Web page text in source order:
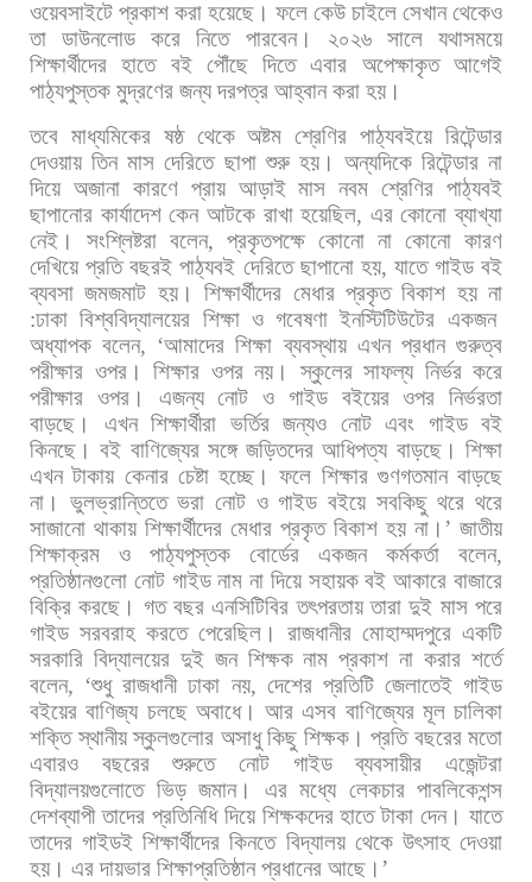
ওয়েবসাইটে প্রকাশ করা হয়েছে। ফলে কেউ চাইলে সেখান থেকেও
তা
ডাউনলোড করে নিতে পারবেন। ২০২৬ সালে
যথাসময়ে
শিক্ষার্থীদের হাতে বই পৌঁছে দিতে এবার অপেক্ষাকৃত আগেই
পাঠ্যপুস্তক মুদ্রণের জন্য দরপত্র আহ্বান করা হয়।
তবে মাধ্যমিকের ষষ্ঠ থেকে অষ্টম শ্রেণির পাঠ্যবইয়ে রিটেন্ডার
দেওয়ায় তিন মাস দেরিতে ছাপা শুরু হয়। অন্যদিকে রিটেন্ডার না
দিয়ে অজানা কারণে প্রায় আড়াই মাস নবম শ্রেণির পাঠ্যবই
ছাপানোর কার্যাদেশ কেন আটকে রাখা হয়েছিল, এর কোনো ব্যাখ্যা
নেই।
সংশ্লিষ্টরা বলেন, প্রকৃতপক্ষে কোনো না কোনো কারণ
দেখিয়ে প্রতি বছরই পাঠ্যবই দেরিতে ছাপানো হয়, যাতে গাইড বই
ব্যবসা জমজমাট হয়। শিক্ষার্থীদের মেধার প্রকৃত বিকাশ হয় না
:ঢাকা বিশ্ববিদ্যালয়ের শিক্ষা ও গবেষণা ইনস্টিটিউটের একজন
অধ্যাপক বলেন, ‘আমাদের শিক্ষা ব্যবস্থায় এখন প্রধান গুরুত্ব
পরীক্ষার ওপর। শিক্ষার ওপর নয়। স্কুলের সাফল্য নির্ভর করে
পরীক্ষার ওপর। এজন্য নোট ও গাইড বইয়ের ওপর নির্ভরতা
বাড়ছে।
এখন শিক্ষার্থীরা ভর্তির জন্যও নোট এবং গাইড বই
কিনছে। বই বাণিজ্যের সঙ্গে জড়িতদের আধিপত্য বাড়ছে। শিক্ষা
এখন টাকায় কেনার চেষ্টা হচ্ছে। ফলে শিক্ষার গুণগতমান বাড়ছে
না।
ভুলভ্রান্তিতে ভরা নোট ও গাইড বইয়ে সবকিছু থরে থরে
সাজানো থাকায় শিক্ষার্থীদের মেধার প্রকৃত বিকাশ হয় না। ’ জাতীয়
শিক্ষাক্রম
ও পাঠ্যপুস্তক বোর্ডের একজন কর্মকর্তা বলেন,
প্রতিষ্ঠানগুলো নোট গাইড নাম না দিয়ে সহায়ক বই আকারে বাজারে
বিক্রি করছে। গত বছর এনসিটিবির তৎপরতায় তারা দুই মাস পরে
গাইড সরবরাহ করতে পেরেছিল। রাজধানীর মোহাম্মদপুরে একটি
সরকারি বিদ্যালয়ের দুই জন শিক্ষক নাম প্রকাশ না করার শর্তে
বলেন, ‘শুধু রাজধানী ঢাকা নয়, দেশের প্রতিটি জেলাতেই গাইড
বইয়ের বাণিজ্য চলছে অবাধে। আর এসব বাণিজ্যের মূল চালিকা
শক্তি স্থানীয় স্কুলগুলোর অসাধু কিছু শিক্ষক। প্রতি বছরের মতো
এবারও
বছরের শুরুতে নোট গাইড ব্যবসায়ীর
এজেন্টরা
বিদ্যালয়গুলোতে ভিড় জমান। এর মধ্যে লেকচার পাবলিকেশন্স
দেশব্যাপী তাদের প্রতিনিধি দিয়ে শিক্ষকদের হাতে টাকা দেন। যাতে
তাদের গাইডই শিক্ষার্থীদের কিনতে বিদ্যালয় থেকে উৎসাহ দেওয়া
হয়। এর দায়ভার শিক্ষাপ্রতিষ্ঠান প্রধানের আছে। ’